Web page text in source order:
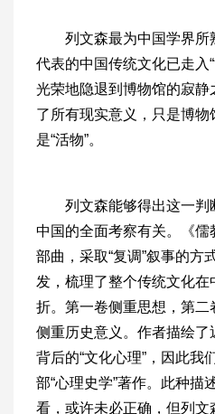
列文森最为中国学界所
代表的中国传统文化已走
光荣地隐退到博物馆的寂
了所有现实意义，只是博
是“活物”。
列文森能够得出这一判
中国的全面考察有关。《
部曲，采取“复调”叙事的方
发，梳理了整个传统文化
折。第一卷侧重思想，第
侧重历史意义。作者描绘
背后的“文化心理”，因此我
部“心理史学”著作。此种描
看，或许未必正确，但列